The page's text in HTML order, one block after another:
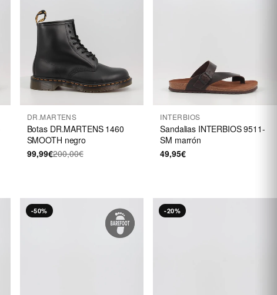
DR.MARTENS
Botas DR.MARTENS 1460
SMOOTH negro
99,99€200,00€
INTERBIOS
Sandalias INTERBIOS 9511-
SM marrón
49,95€
-50% -20%